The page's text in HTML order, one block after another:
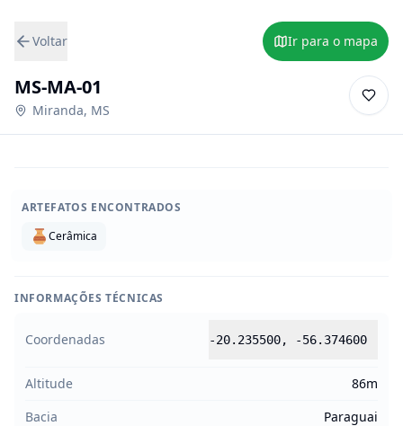
Voltar Ir para o mapa
MS-MA-01
Miranda, MS
ARTEFATOS ENCONTRADOS
Cerâmica
INFORMAÇÕES TÉCNICAS
Coordenadas -20.235500, -56.374600
Altitude
86m
Bacia
Paraguai